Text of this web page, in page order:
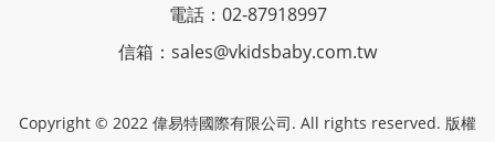
電話：02-87918997
信箱：sales@vkidsbaby.com.tw
Copyright © 2022 偉易特國際有限公司. All rights reserved. 版權